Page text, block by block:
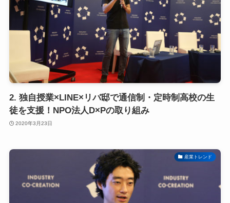
2. 独自授業×LINE×リバ邸で通信制・定時制高校の生
徒を支援！NPO法人D×Pの取り組み
2020年3月23日
産業トレンド